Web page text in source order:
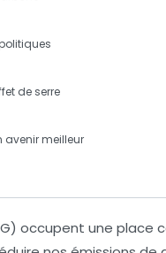
de serre
avenir meilleur
occupent une place